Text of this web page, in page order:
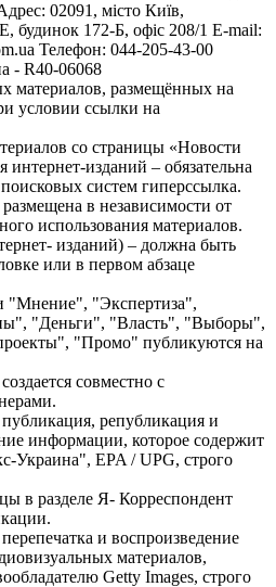
02091, місто Київ,
172-Б, офіс 208/1 E-mail:
Телефон: 044-205-43-00
- R40-06068
материалов, размещённых на
условии ссылки на
со страницы «Новости
изданий – обязательна
систем гиперссылка.
в независимости от
использования материалов.
изданий) – должна быть
или в первом абзаце
"Мнение", "Экспертиза",
"Деньги", "Власть", "Выборы",
"Промо" публикуются на
совместно с
републикация и
информации, которое содержит
Украина", EPA / UPG, строго
в разделе Я- Корреспондент
и воспроизведение
материалов,
Getty Images, строго